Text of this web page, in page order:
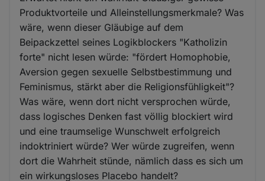
Produktvorteile und Alleinstellungsmerkmale? Was
wäre, wenn dieser Gläubige auf dem
Beipackzettel seines Logikblockers "Katholizin
forte" nicht lesen würde: "fördert Homophobie,
Aversion gegen sexuelle Selbstbestimmung und
Feminismus, stärkt aber die Religionsfühligkeit"?
Was wäre, wenn dort nicht versprochen würde,
dass logisches Denken fast völlig blockiert wird
und eine traumselige Wunschwelt erfolgreich
indoktriniert würde? Wer würde zugreifen, wenn
dort die Wahrheit stünde, nämlich dass es sich um
ein wirkungsloses Placebo handelt?